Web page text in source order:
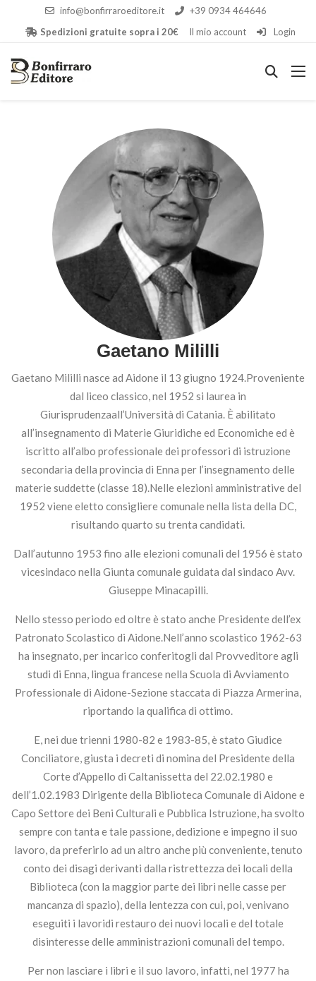
info@bonfirraroeditore.it
+39 0934 464646
Spedizioni gratuite sopra i 20€
Il mio account Login
Gaetano Mililli
Gaetano Mililli nasce ad Aidone il 13 giugno 1924.Proveniente
dal liceo classico, nel 1952 si laurea in
Giurisprudenzaall’Università di Catania. È abilitato
all’insegnamento di Materie Giuridiche ed Economiche ed è
iscritto all’albo professionale dei professori di istruzione
secondaria della provincia di Enna per l’insegnamento delle
materie suddette (classe 18).Nelle elezioni amministrative del
1952 viene eletto consigliere comunale nella lista della DC,
risultando quarto su trenta candidati.
Dall’autunno 1953 fino alle elezioni comunali del 1956 è stato
vicesindaco nella Giunta comunale guidata dal sindaco Avv.
Giuseppe Minacapilli.
Nello stesso periodo ed oltre è stato anche Presidente dell’ex
Patronato Scolastico di Aidone.Nell’anno scolastico 1962-63
ha insegnato, per incarico conferitogli dal Provveditore agli
studi di Enna, lingua francese nella Scuola di Avviamento
Professionale di Aidone-Sezione staccata di Piazza Armerina,
riportando la qualifica di ottimo.
E, nei due trienni 1980-82 e 1983-85, è stato Giudice
Conciliatore, giusta i decreti di nomina del Presidente della
Corte d’Appello di Caltanissetta del 22.02.1980 e
dell’1.02.1983 Dirigente della Biblioteca Comunale di Aidone e
Capo Settore dei Beni Culturali e Pubblica Istruzione, ha svolto
sempre con tanta e tale passione, dedizione e impegno il suo
lavoro, da preferirlo ad un altro anche più conveniente, tenuto
conto dei disagi derivanti dalla ristrettezza dei locali della
Biblioteca (con la maggior parte dei libri nelle casse per
mancanza di spazio), della lentezza con cui, poi, venivano
eseguiti i lavoridi restauro dei nuovi locali e del totale
disinteresse delle amministrazioni comunali del tempo.
Per non lasciare i libri e il suo lavoro, infatti, nel 1977 ha